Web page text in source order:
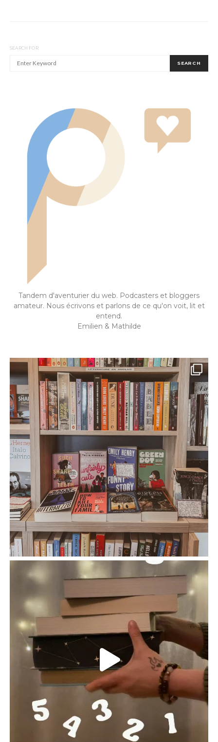
SEARCH FOR:
SEARCH
Tandem d'aventurier du web. Podcasters et bloggers
amateur. Nous écrivons et parlons de ce qu'on voit, lit et
entend.
Emilien & Mathilde